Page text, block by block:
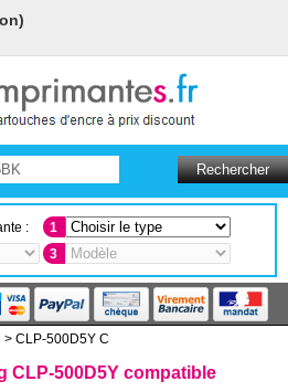
:
1
3
> CLP-500D5Y C
CLP-500D5Y compatible